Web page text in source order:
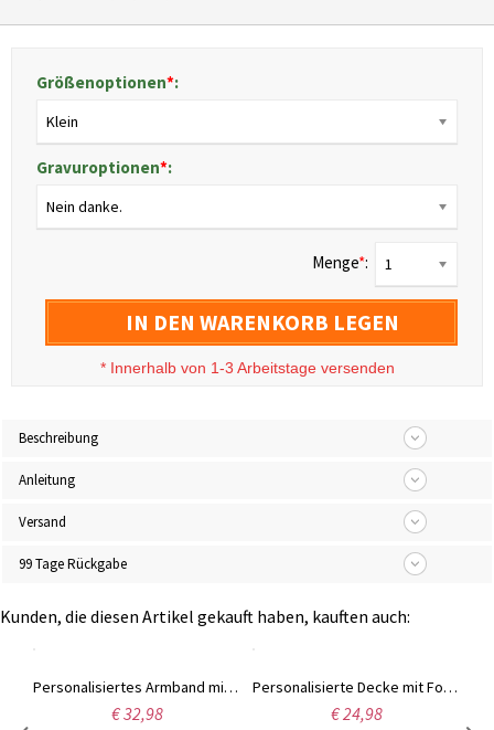
Größenoptionen*:
Klein
Gravuroptionen*:
Nein danke.
Menge*: 1
IN DEN WARENKORB LEGEN
* Innerhalb von 1-3 Arbeitstage versenden
Beschreibung
Anleitung
Versand
99 Tage Rückgabe
Kunden, die diesen Artikel gekauft haben, kauften auch:
Personalisiertes Armband mit zwei Initialen und Geburtsstein, ineinandergreifendes Buchstaben-Armband, Stapelbares Namens-Charm-Armband, Geschenk für Sie/Mama/Beste Freundin
€ 32,98
Personalisierte Decke mit Fotos und Namen für Paare, weiche Flanell-/Sherpa-Bettdecke, Wohnaccessoire, Geschenk zum Jahrestag/Valentinstag/Hochzeit für Paare/Flitterwochen
€ 24,98